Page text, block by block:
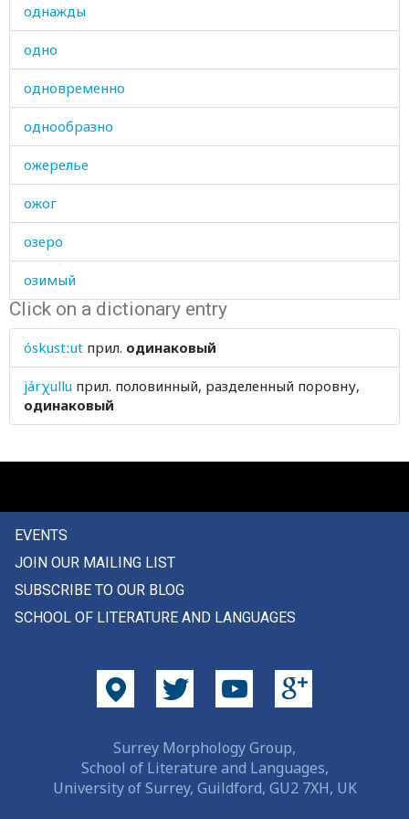
однажды
одно
одновременно
однообразно
ожерелье
ожог
озеро
озимый
ой
ой-ой-ой
оказываться
около
окучивать
олень
Click on a dictionary entry
óskustːut прил. одинаковый
járχullu прил. половинный, разделенный поровну,
одинаковый
EVENTS
JOIN OUR MAILING LIST
SUBSCRIBE TO OUR BLOG
SCHOOL OF LITERATURE AND LANGUAGES
Surrey Morphology Group,
School of Literature and Languages,
University of Surrey, Guildford, GU2 7XH, UK